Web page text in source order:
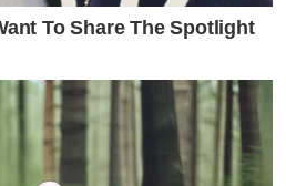
To Share The Spotlight